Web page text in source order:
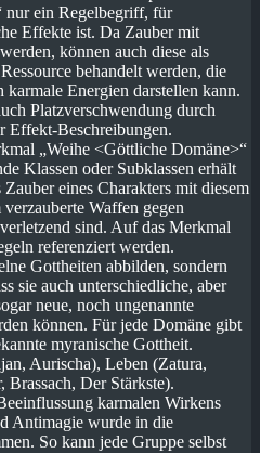
nur ein Regelbegriff, für
Effekte ist. Da Zauber mit
können auch diese als
behandelt werden, die
karmale Energien darstellen kann.
Platzverschwendung durch
Effekt-Beschreibungen.
„Weihe <Göttliche Domäne>“
Klassen oder Subklassen erhält
eines Charakters mit diesem
Waffen gegen
sind. Auf das Merkmal
referenziert werden.
Gottheiten abbilden, sondern
sie auch unterschiedliche, aber
neue, noch ungenannte
können. Für jede Domäne gibt
myranische Gottheit.
Aurischa), Leben (Zatura,
Der Stärkste).
karmalen Wirkens
Antimagie wurde in die
So kann jede Gruppe selbst